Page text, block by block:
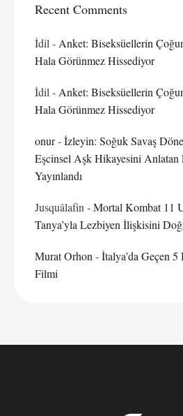
Recent Comments
İdil - Anket: Biseksüellerin
Hala Görünmez Hissediyor
İdil - Anket: Biseksüellerin
Hala Görünmez Hissediyor
onur-İzleyin: Soğuk Savaş
Eşcinsel Aşk Hikayesini Anlatan
Yayınlandı
Jusquâlafin -Mortal Kombat 11
Tanya’yla Lezbiyen İlişkisini
Murat Orhon -İtalya’da Geçen
Filmi